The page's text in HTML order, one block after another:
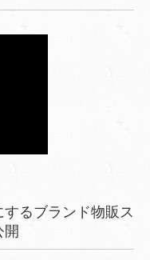
るブランド物販ス
開